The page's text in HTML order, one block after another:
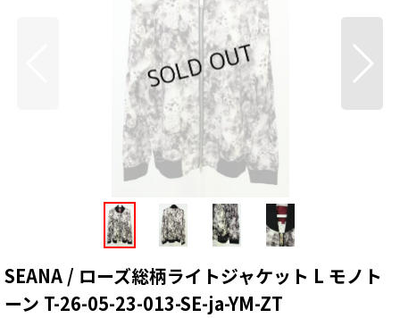
SEANA / ローズ総柄ライトジャケット L モノト
ーン T-26-05-23-013-SE-ja-YM-ZT